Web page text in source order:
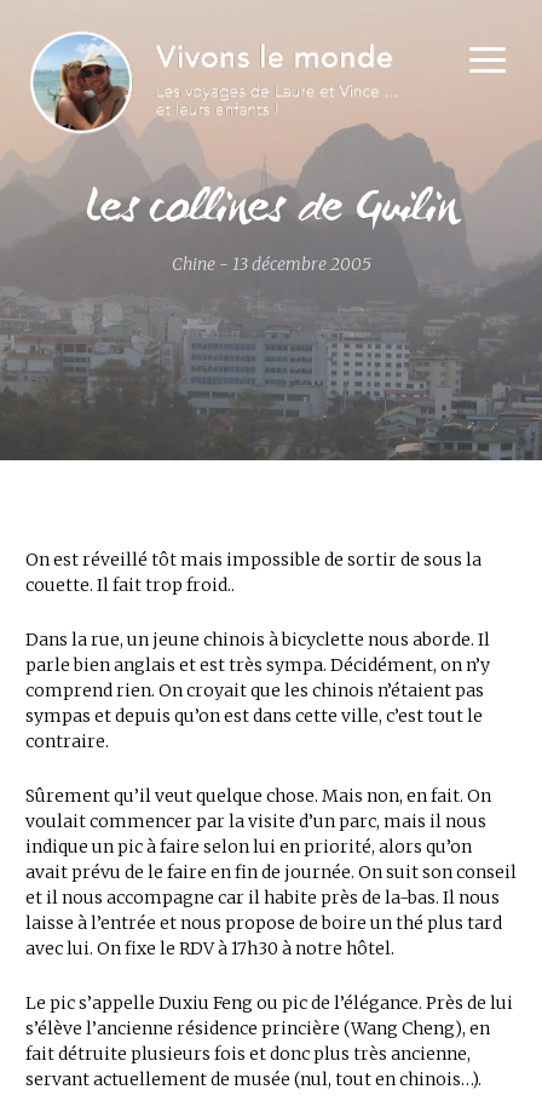
Les collines de Guilin
Chine - 13 décembre 2005
On est réveillé tôt mais impossible de sortir de sous la
couette. Il fait trop froid..
Dans la rue, un jeune chinois à bicyclette nous aborde. Il
parle bien anglais et est très sympa. Décidément, on n’y
comprend rien. On croyait que les chinois n’étaient pas
sympas et depuis qu’on est dans cette ville, c’est tout le
contraire.
Sûrement qu’il veut quelque chose. Mais non, en fait. On
voulait commencer par la visite d’un parc, mais il nous
indique un pic à faire selon lui en priorité, alors qu’on
avait prévu de le faire en fin de journée. On suit son conseil
et il nous accompagne car il habite près de la-bas. Il nous
laisse à l’entrée et nous propose de boire un thé plus tard
avec lui. On fixe le RDV à 17h30 à notre hôtel.
Le pic s’appelle Duxiu Feng ou pic de l’élégance. Près de lui
s’élève l’ancienne résidence princière (Wang Cheng), en
fait détruite plusieurs fois et donc plus très ancienne,
servant actuellement de musée (nul, tout en chinois…).